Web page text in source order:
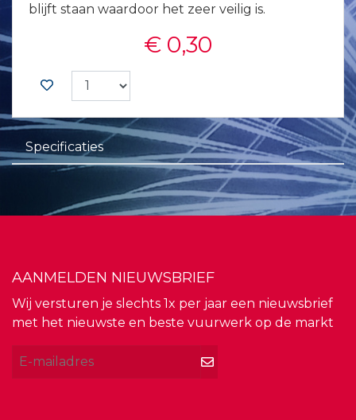
blijft staan waardoor het zeer veilig is.
€ 0,30
Specificaties
AANMELDEN NIEUWSBRIEF
Wij versturen je slechts 1x per jaar een nieuwsbrief
met het nieuwste en beste vuurwerk op de markt